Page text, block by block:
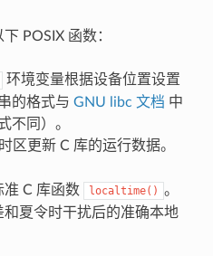
POSIX 函数：
环境变量根据设备位置设置
的格式与 GNU libc 文档 中
不同）。
区更新 C 库的运行数据。
准 C 库函数 localtime() 。
夏令时干扰后的准确本地